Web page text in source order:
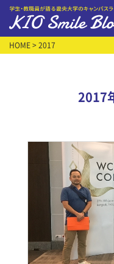
HOME > 2017
2017